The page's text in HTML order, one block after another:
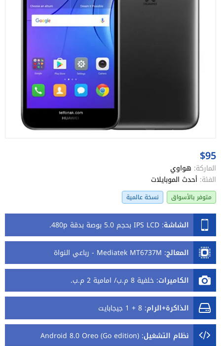
$95
الماركة: هواوي
الفئة: أحدث الموبايلات
متوفر بالأسواق نسخة عالمية
الشاشة: IPS LCD بحجم 5.0 بوصة بدقة 480p.
المعالج: Mediatek MT6737М - رباعي النواة
الكاميرات: خلفية 8 م.ب/ امامية 2 م.ب.
الذاكرة+الرام: 8 + 1 جيجابايت
نظام التشغيل:
Android 8.0 Oreo (Go edition)